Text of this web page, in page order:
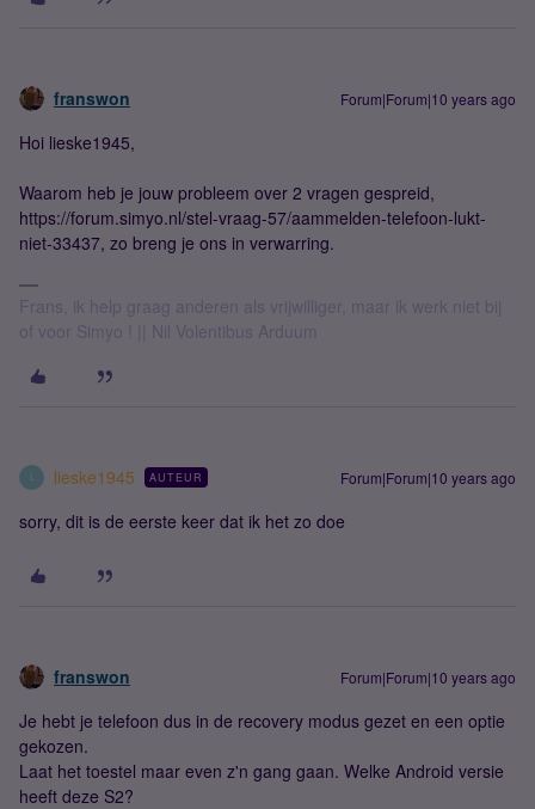
franswon Forum|Forum|10 years ago
Hoi lieske1945,
Waarom heb je jouw probleem over 2 vragen gespreid,
https://forum.simyo.nl/stel-vraag-57/aammelden-telefoon-lukt-
niet-33437, zo breng je ons in verwarring.
Frans, ik help graag anderen als vrijwilliger, maar ik werk niet bij
of voor Simyo ! || Nil Volentibus Arduum
L lieske1945 AUTEUR Forum|Forum|10 years ago
sorry, dit is de eerste keer dat ik het zo doe
franswon Forum|Forum|10 years ago
Je hebt je telefoon dus in de recovery modus gezet en een optie
gekozen.
Laat het toestel maar even z'n gang gaan. Welke Android versie
heeft deze S2?